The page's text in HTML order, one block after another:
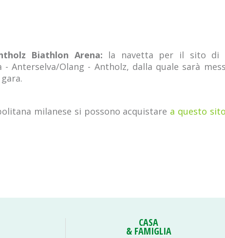
Biathlon Arena: la navetta per il sito di
Anterselva/Olang - Antholz, dalla quale sarà
milanese si possono acquistare a questo
CASA
& FAMIGLIA